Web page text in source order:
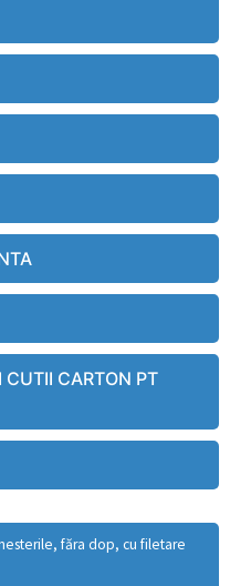
CUTII CARTON PT
făra dop, cu filetare